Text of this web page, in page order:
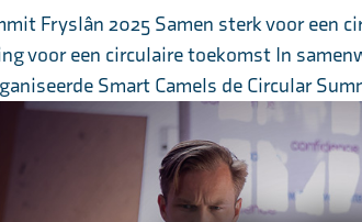
Fryslân 2025 Samen sterk voor een
voor een circulaire toekomst In
Smart Camels de Circular